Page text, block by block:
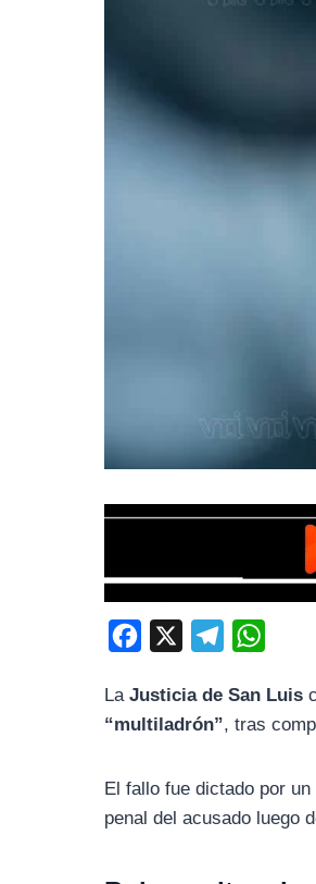
c
e
o
l
e
r
a
A
LaJusticia de San Luis
“multiladrón”, tras
El fallo fue dictado por un
penal del acusado luego